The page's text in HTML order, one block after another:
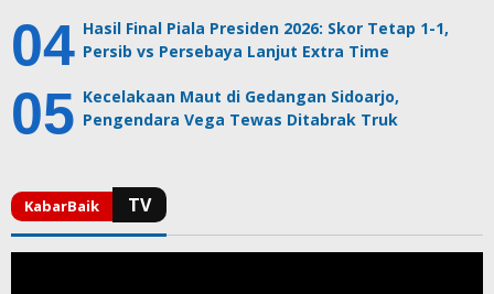
Hasil Final Piala Presiden 2026: Skor Tetap 1-1,
Persib vs Persebaya Lanjut Extra Time
Kecelakaan Maut di Gedangan Sidoarjo,
Pengendara Vega Tewas Ditabrak Truk